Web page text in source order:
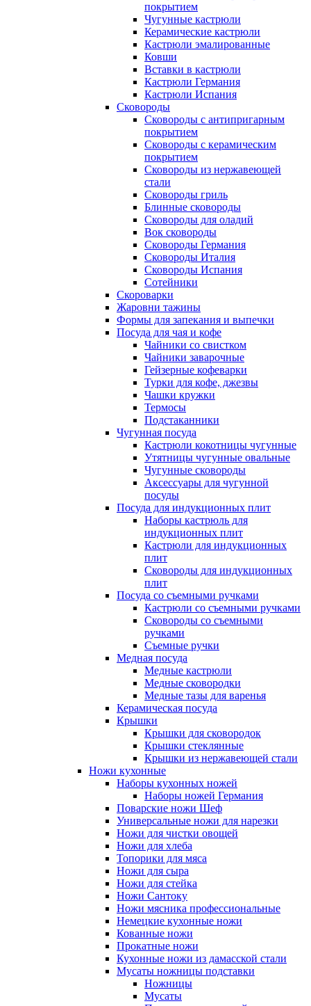
покрытием
Чугунные кастрюли
Керамические кастрюли
Кастрюли эмалированные
Ковши
Вставки в кастрюли
Кастрюли Германия
Кастрюли Испания
Сковороды
Сковороды с антипригарным
покрытием
Сковороды с керамическим
покрытием
Сковороды из нержавеющей
стали
Сковороды гриль
Блинные сковороды
Сковороды для оладий
Вок сковороды
Сковороды Германия
Сковороды Италия
Сковороды Испания
Сотейники
Скороварки
Жаровни тажины
Формы для запекания и выпечки
Посуда для чая и кофе
Чайники со свистком
Чайники заварочные
Гейзерные кофеварки
Турки для кофе, джезвы
Чашки кружки
Термосы
Подстаканники
Чугунная посуда
Кастрюли кокотницы чугунные
Утятницы чугунные овальные
Чугунные сковороды
Аксессуары для чугунной
посуды
Посуда для индукционных плит
Наборы кастрюль для
индукционных плит
Кастрюли для индукционных
плит
Сковороды для индукционных
плит
Посуда со съемными ручками
Кастрюли со съемными ручками
Сковороды со съемными
ручками
Съемные ручки
Медная посуда
Медные кастрюли
Медные сковородки
Медные тазы для варенья
Керамическая посуда
Крышки
Крышки для сковородок
Крышки стеклянные
Крышки из нержавеющей стали
Ножи кухонные
Наборы кухонных ножей
Наборы ножей Германия
Поварские ножи Шеф
Универсальные ножи для нарезки
Ножи для чистки овощей
Ножи для хлеба
Топорики для мяса
Ножи для сыра
Ножи для стейка
Ножи Сантоку
Ножи мясника профессиональные
Немецкие кухонные ножи
Кованные ножи
Прокатные ножи
Кухонные ножи из дамасской стали
Мусаты ножницы подставки
Ножницы
Мусаты